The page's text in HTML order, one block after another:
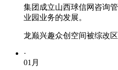
集团成立山西球信网
业园业务的发展。
龙巅兴趣众创空间被综改
·
01 月